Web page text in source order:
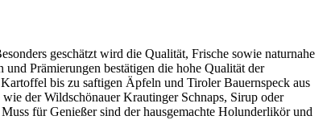
geschätzt wird die Qualität, Frische sowie naturnahe
Prämierungen bestätigen die hohe Qualität der
bis zu saftigen Äpfeln und Tiroler Bauernspeck aus
der Wildschönauer Krautinger Schnaps, Sirup oder
für Genießer sind der hausgemachte Holunderlikör und